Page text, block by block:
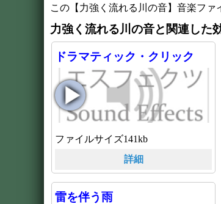
この【力強く流れる川の音】音楽ファ
力強く流れる川の音と関連した
ドラマティック・クリック
ファイルサイズ141kb
詳細
雷を伴う雨